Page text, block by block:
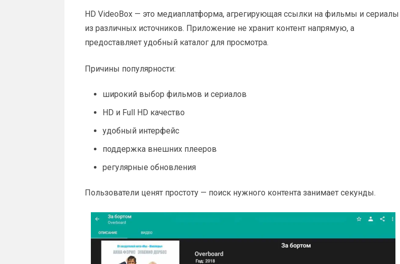
HD VideoBox — это медиаплатформа, агрегирующая ссылки на фильмы и сериалы
из различных источников. Приложение не хранит контент напрямую, а
предоставляет удобный каталог для просмотра.
Причины популярности:
широкий выбор фильмов и сериалов
HD и Full HD качество
удобный интерфейс
поддержка внешних плееров
регулярные обновления
Пользователи ценят простоту — поиск нужного контента занимает секунды.